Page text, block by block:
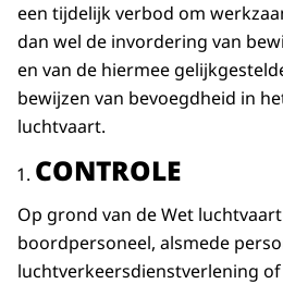
een tijdelijk verbod om
dan wel de invordering van
en van de hiermee
bewijzen van bevoegdheid in
luchtvaart.
CONTROLE
Op grond van de Wet
boordpersoneel, alsmede
luchtverkeersdienstverlening